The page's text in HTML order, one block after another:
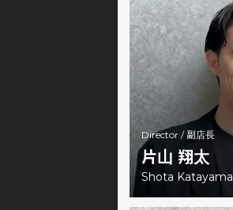
Director / 副店長
片山 翔太
Shota Katayama